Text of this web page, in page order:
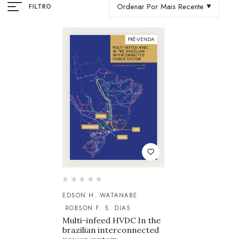
FILTRO Ordenar Por Mais Recente
PRÉ-VENDA
EDSON H. WATANABE
ROBSON F. S. DIAS
Multi-infeed HVDC In the
brazilian interconnected